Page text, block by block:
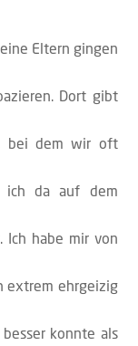
Eltern gingen
Dort gibt
bei dem wir oft
ich da auf dem
Ich habe mir von
extrem ehrgeizig
konnte als